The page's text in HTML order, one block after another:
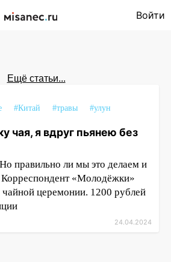
Войти
Ещё статьи...
#Китай #травы
#улун
чая, я вдруг пьянею без
правильно ли мы это делаем и
«Молодёжки»
церемонии. 1200 рублей
24.04.2024